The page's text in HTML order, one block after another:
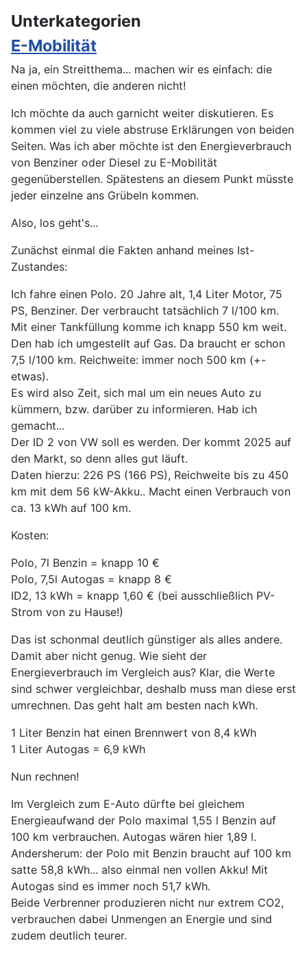
Unterkategorien
E-Mobilität
Na ja, ein Streitthema... machen wir es einfach: die
einen möchten, die anderen nicht!
Ich möchte da auch garnicht weiter diskutieren. Es
kommen viel zu viele abstruse Erklärungen von beiden
Seiten. Was ich aber möchte ist den Energieverbrauch
von Benziner oder Diesel zu E-Mobilität
gegenüberstellen. Spätestens an diesem Punkt müsste
jeder einzelne ans Grübeln kommen.
Also, los geht's...
Zunächst einmal die Fakten anhand meines Ist-
Zustandes:
Ich fahre einen Polo. 20 Jahre alt, 1,4 Liter Motor, 75
PS, Benziner. Der verbraucht tatsächlich 7 l/100 km.
Mit einer Tankfüllung komme ich knapp 550 km weit.
Den hab ich umgestellt auf Gas. Da braucht er schon
7,5 l/100 km. Reichweite: immer noch 500 km (+-
etwas).
Es wird also Zeit, sich mal um ein neues Auto zu
kümmern, bzw. darüber zu informieren. Hab ich
gemacht...
Der ID 2 von VW soll es werden. Der kommt 2025 auf
den Markt, so denn alles gut läuft.
Daten hierzu: 226 PS (166 PS), Reichweite bis zu 450
km mit dem 56 kW-Akku.. Macht einen Verbrauch von
ca. 13 kWh auf 100 km.
Kosten:
Polo, 7l Benzin = knapp 10 €
Polo, 7,5l Autogas = knapp 8 €
ID2, 13 kWh = knapp 1,60 € (bei ausschließlich PV-
Strom von zu Hause!)
Das ist schonmal deutlich günstiger als alles andere.
Damit aber nicht genug. Wie sieht der
Energieverbrauch im Vergleich aus? Klar, die Werte
sind schwer vergleichbar, deshalb muss man diese erst
umrechnen. Das geht halt am besten nach kWh.
1 Liter Benzin hat einen Brennwert von 8,4 kWh
1 Liter Autogas = 6,9 kWh
Nun rechnen!
Im Vergleich zum E-Auto dürfte bei gleichem
Energieaufwand der Polo maximal 1,55 l Benzin auf
100 km verbrauchen. Autogas wären hier 1,89 l.
Andersherum: der Polo mit Benzin braucht auf 100 km
satte 58,8 kWh... also einmal nen vollen Akku! Mit
Autogas sind es immer noch 51,7 kWh.
Beide Verbrenner produzieren nicht nur extrem CO2,
verbrauchen dabei Unmengen an Energie und sind
zudem deutlich teurer.